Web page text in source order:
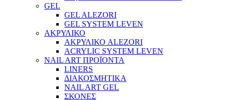
GEL
GEL ALEZORI
GEL SYSTEM LEVEN
ΑΚΡΥΛΙΚΟ
ΑΚΡΥΛΙΚΟ ALEZORI
ACRYLIC SYSTEM LEVEN
NAIL ART ΠΡΟΪΟΝΤΑ
LINERS
ΔΙΑΚΟΣΜΗΤΙΚΑ
NAIL ART GEL
ΣΚΟΝΕΣ